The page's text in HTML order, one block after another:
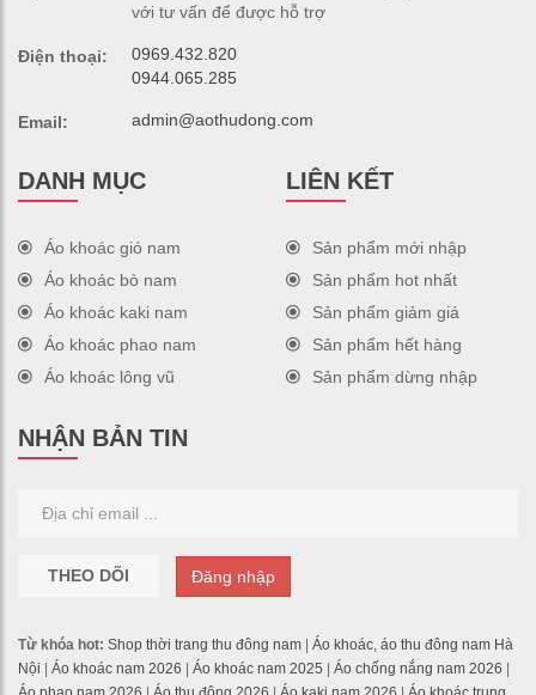
với tư vấn để được hỗ trợ
Điện thoại:
0969.432.820
0944.065.285
Email: admin@aothudong.com
DANH MỤC
Áo khoác gió nam
Áo khoác bò nam
Áo khoác kaki nam
Áo khoác phao nam
Áo khoác lông vũ
LIÊN KẾT
Sản phẩm mới nhập
Sản phẩm hot nhất
Sản phẩm giảm giá
Sản phẩm hết hàng
Sản phẩm dừng nhập
NHẬN BẢN TIN
THEO DÕI Đăng nhập
Từ khóa hot: Shop thời trang thu đông nam | Áo khoác, áo thu đông nam Hà
Nội | Áo khoác nam 2026 | Áo khoác nam 2025 | Áo chống nắng nam 2026 |